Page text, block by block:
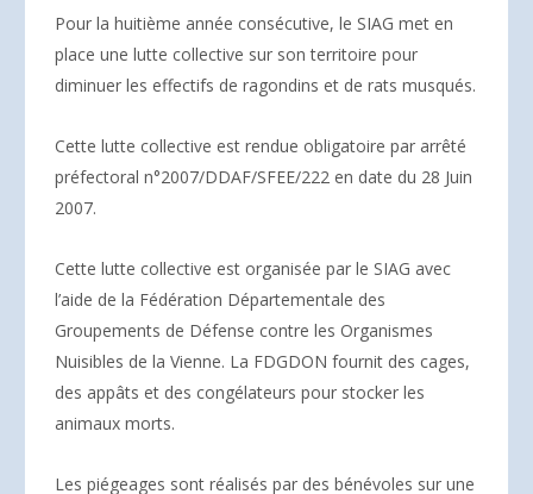
Pour la huitième année consécutive, le SIAG met en
place une lutte collective sur son territoire pour
diminuer les effectifs de ragondins et de rats musqués.
Cette lutte collective est rendue obligatoire par arrêté
préfectoral n°2007/DDAF/SFEE/222 en date du 28 Juin
2007.
Cette lutte collective est organisée par le SIAG avec
l’aide de la Fédération Départementale des
Groupements de Défense contre les Organismes
Nuisibles de la Vienne. La FDGDON fournit des cages,
des appâts et des congélateurs pour stocker les
animaux morts.
Les piégeages sont réalisés par des bénévoles sur une